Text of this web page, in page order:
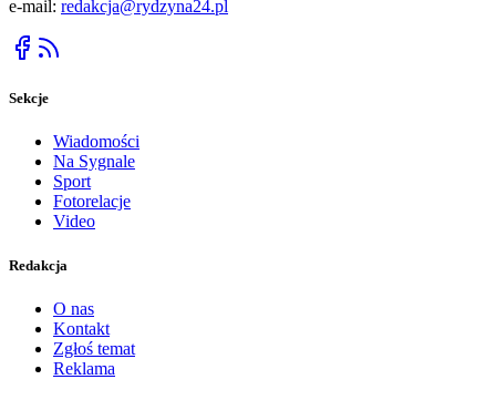
e-mail: redakcja@rydzyna24.pl
Sekcje
Wiadomości
Na Sygnale
Sport
Fotorelacje
Video
Redakcja
O nas
Kontakt
Zgłoś temat
Reklama